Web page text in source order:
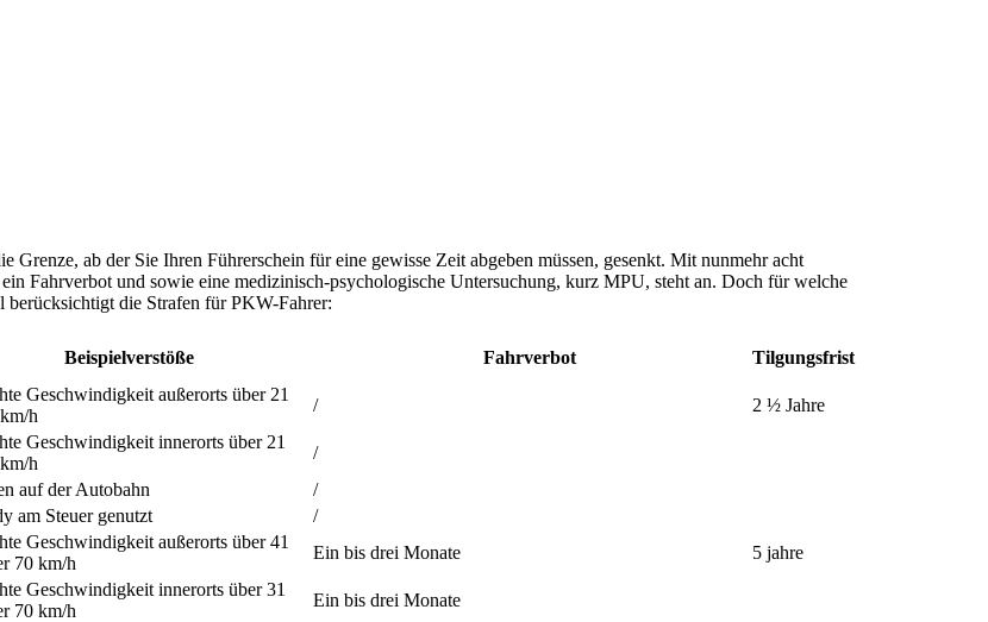
ab der Sie Ihren Führerschein für eine gewisse Zeit abgeben müssen, gesenkt. Mit nunmehr acht
Fahrverbot und sowie eine medizinisch-psychologische Untersuchung, kurz MPU, steht an. Doch für welche
die Strafen für PKW-Fahrer:
Beispielverstöße Fahrverbot Tilgungsfrist
Geschwindigkeit außerorts über 21
h
/
2 ½ Jahre
Geschwindigkeit innerorts über 21
h
/
auf der Autobahn
/
am Steuer genutzt
/
Geschwindigkeit außerorts über 41
70 km/h
Ein bis drei Monate
5 jahre
Geschwindigkeit innerorts über 31
70 km/h
Ein bis drei Monate